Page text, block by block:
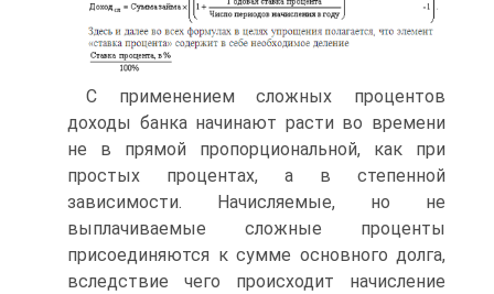
С применением сложных процентов
доходы банка начинают расти во времени
не в прямой пропорциональной, как при
простых процентах, а в степенной
зависимости. Начисляемые, но не
выплачиваемые сложные проценты
присоединяются к сумме основного долга,
вследствие чего происходит начисление